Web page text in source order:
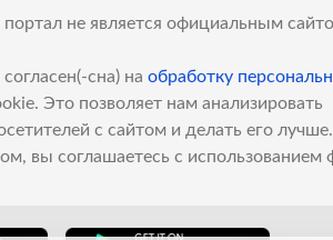
не является официальным
сна) на обработку
Это позволяет нам анализировать
с сайтом и делать его
вы соглашаетесь с использованием